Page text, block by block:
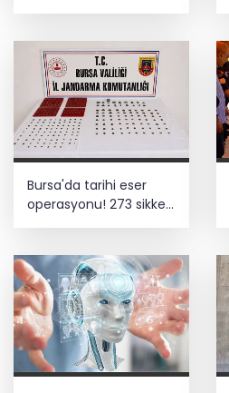
Bursa'da tarihi eser
operasyonu! 273 sikke